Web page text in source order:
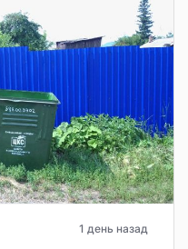
1 день назад